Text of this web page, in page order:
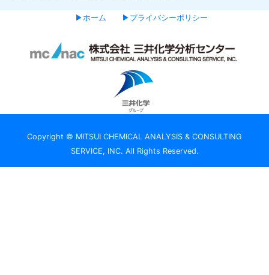
▶ホーム ▶プライバシーポリシー
Copyright © MITSUI CHEMICAL ANALYSIS & CONSULTING
SERVICE, INC. All Rights Reserved.